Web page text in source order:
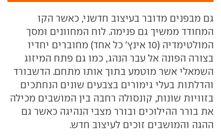
גם מבפנים מדובר בעיצוב חדשני, כאשר הקו
המחודד ממשיך גם פנימה. לוח המחוונים ומסך
המולטימדיה (10 אינץ' כל אחד) מחוברים יחדיו
בצורה הפונה אל עבר הנהג, כמו גם פתח המיזוג
השמאלי אשר מוטמע בתוך אותו מתחם. הדשבורד
והדלתות בעלי גימורים בצבעים שונים הנחתכים
בזוויות שונות, קונסולה רחבה בין המושבים מכילה
את בורר ההילוכים ובורר מצבי הנהיגה כאשר גם
ההגה והמושבים זוכים לעיצוב חדש.